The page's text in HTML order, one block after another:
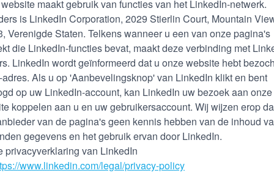
maakt gebruik van functies van het LinkedIn-netwerk.
is LinkedIn Corporation, 2029 Stierlin Court, Mountain
Verenigde Staten. Telkens wanneer u een van onze pagina's
die LinkedIn-functies bevat, maakt deze verbinding met
LinkedIn wordt geïnformeerd dat u onze website hebt
adres. Als u op 'Aanbevelingsknop' van LinkedIn klikt en bent
op uw LinkedIn-account, kan LinkedIn uw bezoek aan onze
koppelen aan u en uw gebruikersaccount. Wij wijzen erop
van de pagina's geen kennis hebben van de inhoud
gegevens en het gebruik ervan door LinkedIn.
privacyverklaring van LinkedIn
www.linkedin.com/legal/privacy-policy